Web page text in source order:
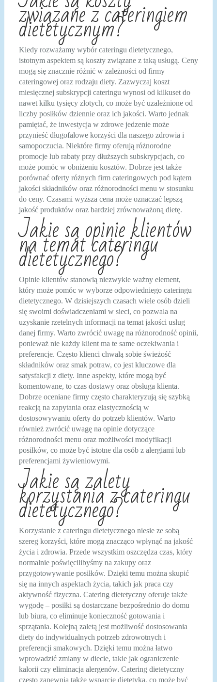
związane z cateringiem
dietetycznym?
Kiedy rozważamy wybór cateringu dietetycznego,
istotnym aspektem są koszty związane z taką usługą. Ceny
mogą się znacznie różnić w zależności od firmy
cateringowej oraz rodzaju diety. Zazwyczaj koszt
miesięcznej subskrypcji cateringu wynosi od kilkuset do
nawet kilku tysięcy złotych, co może być uzależnione od
liczby posiłków dziennie oraz ich jakości. Warto jednak
pamiętać, że inwestycja w zdrowe jedzenie może
przynieść długofalowe korzyści dla naszego zdrowia i
samopoczucia. Niektóre firmy oferują różnorodne
promocje lub rabaty przy dłuższych subskrypcjach, co
może pomóc w obniżeniu kosztów. Dobrze jest także
porównać oferty różnych firm cateringowych pod kątem
jakości składników oraz różnorodności menu w stosunku
do ceny. Czasami wyższa cena może oznaczać lepszą
jakość produktów oraz bardziej zrównoważoną dietę.
Jakie są opinie klientów
na temat cateringu
dietetycznego?
Opinie klientów stanowią niezwykle ważny element,
który może pomóc w wyborze odpowiedniego cateringu
dietetycznego. W dzisiejszych czasach wiele osób dzieli
się swoimi doświadczeniami w sieci, co pozwala na
uzyskanie rzetelnych informacji na temat jakości usług
danej firmy. Warto zwrócić uwagę na różnorodność opinii,
ponieważ nie każdy klient ma te same oczekiwania i
preferencje. Często klienci chwalą sobie świeżość
składników oraz smak potraw, co jest kluczowe dla
satysfakcji z diety. Inne aspekty, które mogą być
komentowane, to czas dostawy oraz obsługa klienta.
Dobrze oceniane firmy często charakteryzują się szybką
reakcją na zapytania oraz elastycznością w
dostosowywaniu oferty do potrzeb klientów. Warto
również zwrócić uwagę na opinie dotyczące
różnorodności menu oraz możliwości modyfikacji
posiłków, co może być istotne dla osób z alergiami lub
preferencjami żywieniowymi.
Jakie są zalety
korzystania z cateringu
dietetycznego?
Korzystanie z cateringu dietetycznego niesie ze sobą
szereg korzyści, które mogą znacząco wpłynąć na jakość
życia i zdrowia. Przede wszystkim oszczędza czas, który
normalnie poświęcilibyśmy na zakupy oraz
przygotowywanie posiłków. Dzięki temu można skupić
się na innych aspektach życia, takich jak praca czy
aktywność fizyczna. Catering dietetyczny oferuje także
wygodę – posiłki są dostarczane bezpośrednio do domu
lub biura, co eliminuje konieczność gotowania i
sprzątania. Kolejną zaletą jest możliwość dostosowania
diety do indywidualnych potrzeb zdrowotnych i
preferencji smakowych. Dzięki temu można łatwo
wprowadzić zmiany w diecie, takie jak ograniczenie
kalorii czy eliminacja alergenów. Catering dietetyczny
często zapewnia także wsparcie dietetyka, co może być